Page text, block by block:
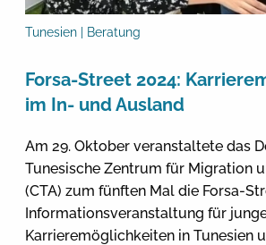
Tunesien | Beratung
Forsa-Street 2024:
im In- und Ausland
Am 29. Oktober veranstaltete das
Tunesische Zentrum für Migration
(CTA) zum fünften Mal die Forsa-
Informationsveranstaltung für
Karrieremöglichkeiten in Tunesien